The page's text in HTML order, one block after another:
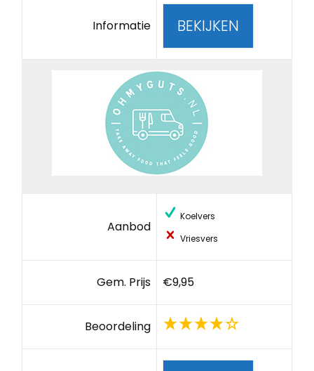
Informatie BEKIJKEN
Aanbod
Koelvers
Vriesvers
Gem. Prijs €9,95
Beoordeling